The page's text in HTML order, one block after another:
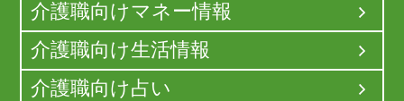
介護職向けマネー情報
介護職向け生活情報
介護職向け占い